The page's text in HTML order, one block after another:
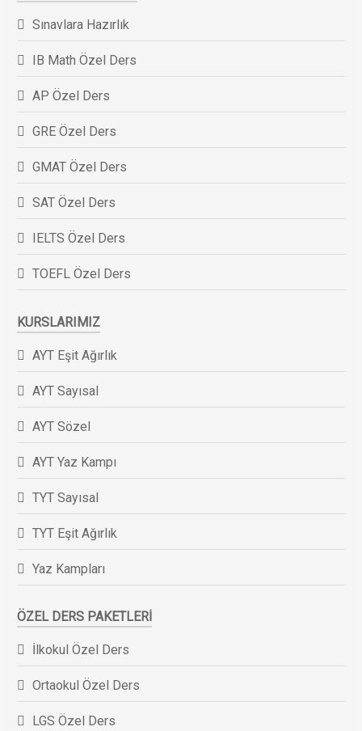
Sınavlara Hazırlık
IB Math Özel Ders
AP Özel Ders
GRE Özel Ders
GMAT Özel Ders
SAT Özel Ders
IELTS Özel Ders
TOEFL Özel Ders
KURSLARIMIZ
AYT Eşit Ağırlık
AYT Sayısal
AYT Sözel
AYT Yaz Kampı
TYT Sayısal
TYT Eşit Ağırlık
Yaz Kampları
ÖZEL DERS PAKETLERI
İlkokul Özel Ders
Ortaokul Özel Ders
LGS Özel Ders